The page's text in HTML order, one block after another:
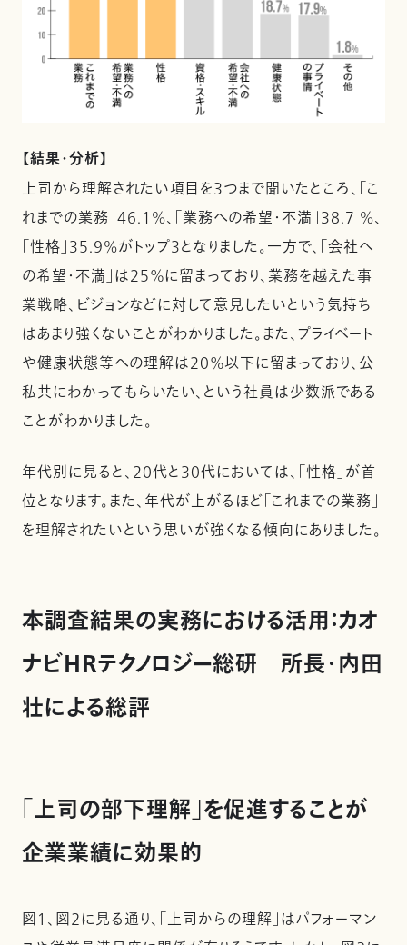
【結果・分析】
上司から理解されたい項目を3つまで聞いたところ、「こ
れまでの業務」46.1%、「業務への希望・不満」38.7 %、
「性格」35.9%がトップ3となりました。一方で、「会社へ
の希望・不満」は25％に留まっており、業務を越えた事
業戦略、ビジョンなどに対して意見したいという気持ち
はあまり強くないことがわかりました。また、プライベート
や健康状態等への理解は20％以下に留まっており、公
私共にわかってもらいたい、という社員は少数派である
ことがわかりました。
年代別に見ると、20代と30代においては、「性格」が首
位となります。また、年代が上がるほど「これまでの業務」
を理解されたいという思いが強くなる傾向にありました。
本調査結果の実務における活用：カオ
ナビHRテクノロジー総研 所長・内田
壮による総評
「上司の部下理解」を促進することが
企業業績に効果的
図１、図２に見る通り、「上司からの理解」はパフォーマン